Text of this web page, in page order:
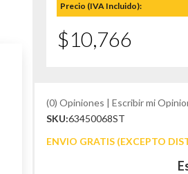
Precio (IVA Incluido):
$10,766
(0) Opiniones | Escribir mi
SKU:63450068ST
ENVIO GRATIS (EXCEPTO